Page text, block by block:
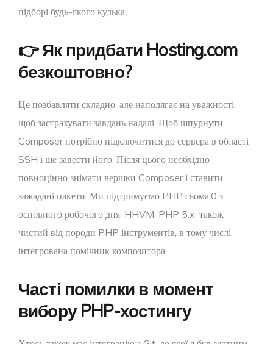
підборі будь-якого кулька.
👉 Як придбати Hosting.com
безкоштовно?
Це позбавляти складно, але наполягає на уважності,
щоб застрахувати завдань надалі. Щоб шпурнути
Composer потрібно підключитися до сервера в області
SSH і ще завести його. Після цього необхідно
повноцінно знімати вершки Composer і ставити
зажадані пакети. Ми підтримуємо PHP сьома.0 з
основного робочого дня, HHVM, PHP 5.x, також
чистий від породи PHP інструментів, в тому числі
інтегрована помічник композитора.
Часті помилки в момент
вибору PHP-хостингу